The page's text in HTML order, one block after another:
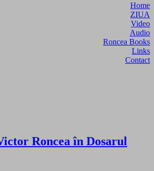
Home
ZIUA
Video
Audio
Roncea Books
Links
Contact
Roncea în Dosarul